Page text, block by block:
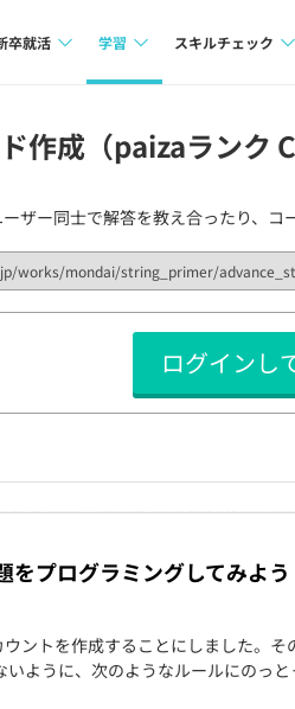
卒就活
本選考
新卒エージェント
イベント・セミナー
就活成功ガイド
学習
問題集
4択課題
ナレッジ
リファレンス
個人向けプラン
学校向けプラン
契約内容・クーポン
スキルチェック
評価結果一覧
再チャレンジ結
作成（paizaランク C
ザー同士で解答を教え合ったり、コ
ログインし
をプログラミングしてみよう
ントを作成することにしました。
いように、次のようなルールにのっ